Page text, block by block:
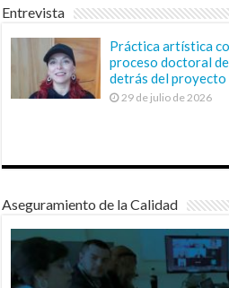
Entrevista
Práctica artística
proceso doctoral
detrás del proyecto
29 de julio de 2026
Aseguramiento de la Calidad